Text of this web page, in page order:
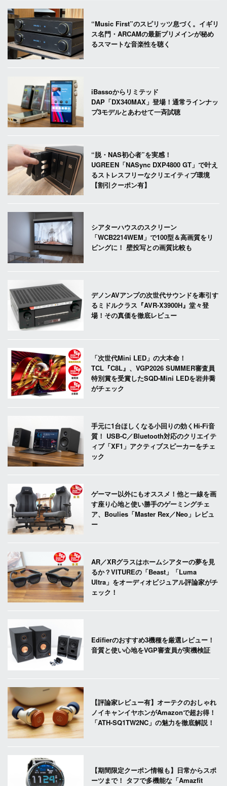
“Music First”のスピリッツ息づく。イギリ
ス名門・ARCAMの最新プリメインが秘め
るスマートな音楽性を聴く
iBassoからリミテッド
DAP「DX340MAX」登場！通常ラインナッ
プ3モデルとあわせて一斉試聴
“脱・NAS初心者”を実感！
UGREEN「NASync DXP4800 GT」で叶え
るストレスフリーなクリエイティブ環境
【割引クーポン有】
シアターハウスのスクリーン
「WCB2214WEM」で100型＆高画質をリ
ビングに！ 壁投写との画質比較も
デノンAVアンプの次世代サウンドを牽引す
るミドルクラス『AVR-X3900H』堂々登
場！その真価を徹底レビュー
「次世代Mini LED」の大本命！
TCL『C8L』、VGP2026 SUMMER審査員
特別賞を受賞したSQD-Mini LEDを岩井喬
がチェック
手元に1台ほしくなる小回りの効くHi-Fi音
質！ USB-C／Bluetooth対応のクリエイテ
ィブ「XF1」アクティブスピーカーをチェ
ック
ゲーマー以外にもオススメ！他と一線を画
す座り心地と使い勝手のゲーミングチェ
ア、Boulies「Master Rex／Neo」レビュ
ー
AR／XRグラスはホームシアターの夢を見
るか？VITUREの「Beast」「Luma
Ultra」をオーディオビジュアル評論家がチ
ェック！
Edifierのおすすめ3機種を厳選レビュー！
音質と使い心地をVGP審査員が実機検証
【評論家レビュー有】オーテクのおしゃれ
ノイキャンイヤホンがAmazonで超お得！
「ATH-SQ1TW2NC」の魅力を徹底解説！
【期間限定クーポン情報も】日常からスポ
ーツまで！ タフで多機能な「Amazfit